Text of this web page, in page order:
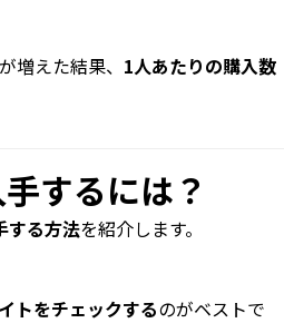
増えた結果、 1人あたりの購入数
するには？
する方法を紹介します。
トをチェックするのがベストで